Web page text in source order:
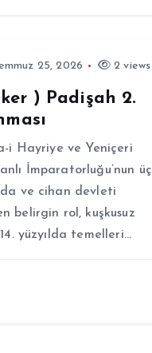
25, 2026 2 views
) Padişah 2.
i Hayriye ve Yeniçeri
İmparatorluğu’nun üç
ve cihan devleti
belirgin rol, kuşkusuz
yüzyılda temelleri…